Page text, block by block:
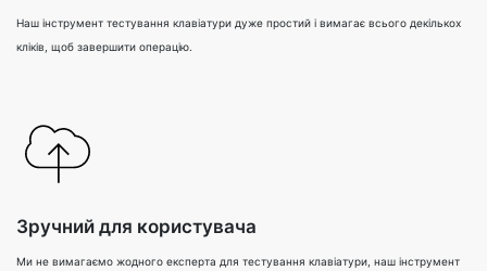
Наш інструмент тестування клавіатури дуже простий і вимагає всього декількох
кліків, щоб завершити операцію.
Зручний для користувача
Ми не вимагаємо жодного експерта для тестування клавіатури, наш інструмент